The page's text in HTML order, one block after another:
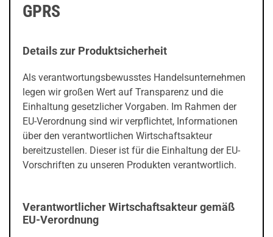
GPRS
Details zur Produktsicherheit
Als verantwortungsbewusstes Handelsunternehmen
legen wir großen Wert auf Transparenz und die
Einhaltung gesetzlicher Vorgaben. Im Rahmen der
EU-Verordnung sind wir verpflichtet, Informationen
über den verantwortlichen Wirtschaftsakteur
bereitzustellen. Dieser ist für die Einhaltung der EU-
Vorschriften zu unseren Produkten verantwortlich.
Verantwortlicher Wirtschaftsakteur gemäß
EU-Verordnung